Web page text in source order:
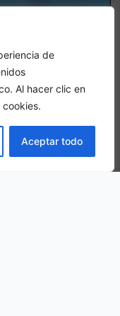
de
Al hacer clic en
Aceptar todo
logés dans la même
LIVRE